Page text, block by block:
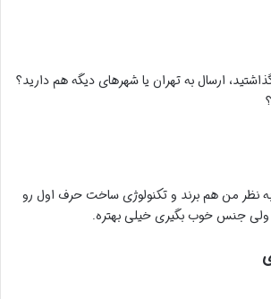
ارسال به تهران یا شهرهای دیگه هم دارید؟
نظر من هم برند و تکنولوژی ساخت حرف اول رو
ولی جنس خوب بگیری خیلی بهتره.